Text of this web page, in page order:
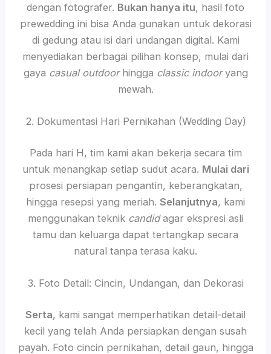
dengan fotografer. Bukan hanya itu, hasil foto
prewedding ini bisa Anda gunakan untuk dekorasi
di gedung atau isi dari undangan digital. Kami
menyediakan berbagai pilihan konsep, mulai dari
gaya casual outdoorhingga classic indooryang
mewah.
2. Dokumentasi Hari Pernikahan (Wedding Day)
Pada hari H, tim kami akan bekerja secara tim
untuk menangkap setiap sudut acara. Mulai dari
prosesi persiapan pengantin, keberangkatan,
hingga resepsi yang meriah. Selanjutnya, kami
menggunakan teknik candidagar ekspresi asli
tamu dan keluarga dapat tertangkap secara
natural tanpa terasa kaku.
3. Foto Detail: Cincin, Undangan, dan Dekorasi
Serta, kami sangat memperhatikan detail-detail
kecil yang telah Anda persiapkan dengan susah
payah. Foto cincin pernikahan, detail gaun, hingga